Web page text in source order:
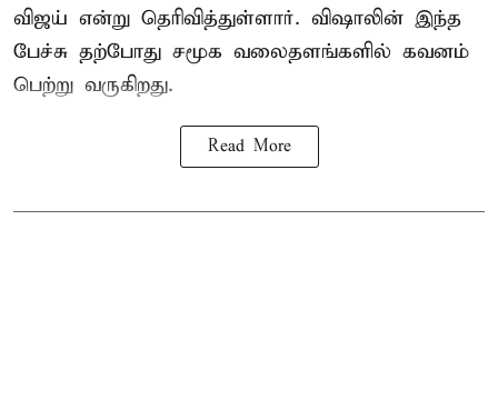
விஜய் என்று தெரிவித்துள்ளார். விஷாலின் இந்த
பேச்சு தற்போது சமூக வலைதளங்களில் கவனம்
பெற்று வருகிறது.
Read More